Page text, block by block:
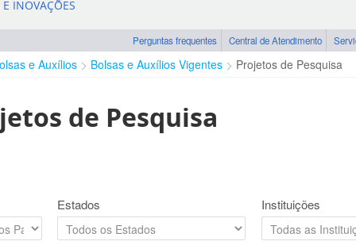
INOVAÇÕES
Perguntas frequentes Central de Atendimento
e Auxílios Bolsas e Auxílios Vigentes Projetos de Pesquisa
de Pesquisa
Estados Instituições